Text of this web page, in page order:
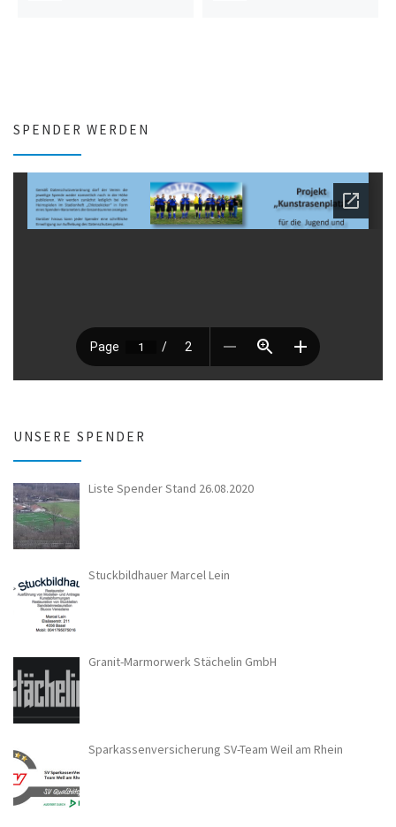
SPENDER WERDEN
UNSERE SPENDER
Liste Spender Stand 26.08.2020
Stuckbildhauer Marcel Lein
Granit-Marmorwerk Stächelin GmbH
Sparkassenversicherung SV-Team Weil am Rhein